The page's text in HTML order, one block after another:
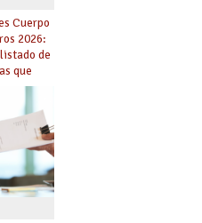
Cuerpo
2026:
de
que
nueva